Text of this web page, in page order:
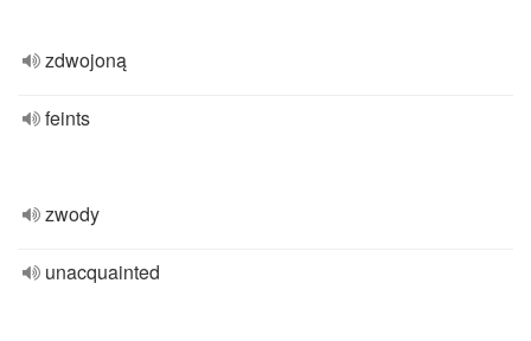
zdwojoną
feints
zwody
unacquainted